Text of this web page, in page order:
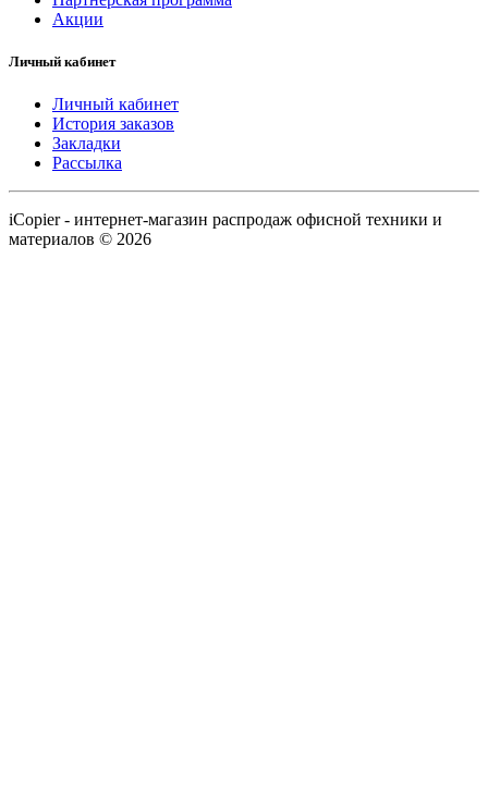
Акции
Личный кабинет
Личный кабинет
История заказов
Закладки
Рассылка
iCopier - интернет-магазин распродаж офисной техники и
материалов © 2026